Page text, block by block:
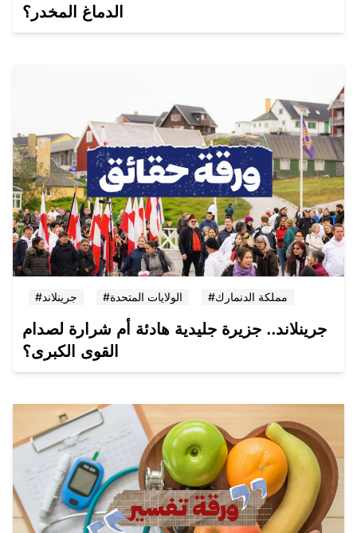
الدماغ المخدر؟
#جرينلاند #الولايات المتحدة #مملكة الدنمارك
جرينلاند.. جزيرة جليدية هادئة أم شرارة لصدام
القوى الكبرى؟